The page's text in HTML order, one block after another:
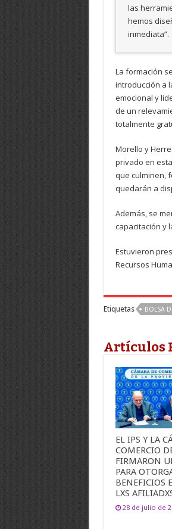
las
hemos
inmediata”.
La formación
introducción a
emocional y
de un
totalmente
Morello y
privado en
que culminen,
quedarán a
Además, se
capacitación y
Estuvieron
Recursos
Etiquetas BOLSA
Artículos
EL IPS Y LA
COMERCIO
FIRMARON
PARA
BENEFICIOS
LXS
28 de julio de